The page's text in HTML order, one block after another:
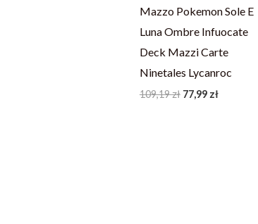
Mazzo Pokemon Sole E
Luna Ombre Infuocate
Deck Mazzi Carte
Ninetales Lycanroc
109,19zł 77,99 zł